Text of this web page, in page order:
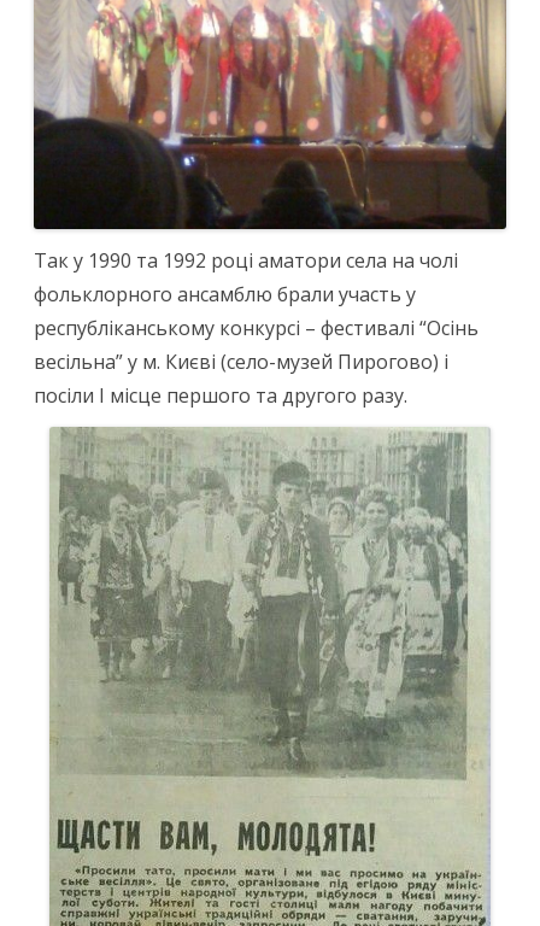
Так у 1990 та 1992 році аматори села на чолі
фольклорного ансамблю брали участь у
республіканському конкурсі – фестивалі “Осінь
весільна” у м. Києві (село-музей Пирогово) і
посіли І місце першого та другого разу.